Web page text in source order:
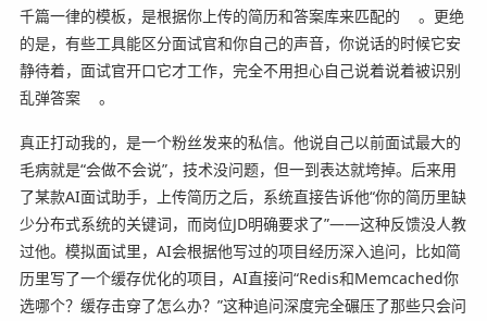
千篇一律的模板，是根据你上传的简历和答案库来匹配的
。更绝
的是，有些工具能区分面试官和你自己的声音，你说话的时候它安
静待着，面试官开口它才工作，完全不用担心自己说着说着被识别
乱弹答案
。
真正打动我的，是一个粉丝发来的私信。他说自己以前面试最大的
毛病就是“会做不会说”，技术没问题，但一到表达就垮掉。后来用
了某款AI面试助手，上传简历之后，系统直接告诉他“你的简历里缺
少分布式系统的关键词，而岗位JD明确要求了”——这种反馈没人教
过他。模拟面试里，AI会根据他写过的项目经历深入追问，比如简
历里写了一个缓存优化的项目，AI直接问“Redis和Memcached你
选哪个？缓存击穿了怎么办？”这种追问深度完全碾压了那些只会问